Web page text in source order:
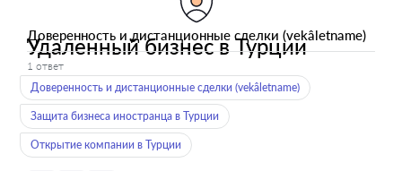
Доверенность и дистанционные сделки (vekâletname)
Удаленный бизнес в Турции
1 ответ
Доверенность и дистанционные сделки (vekâletname)
Защита бизнеса иностранца в Турции
Открытие компании в Турции